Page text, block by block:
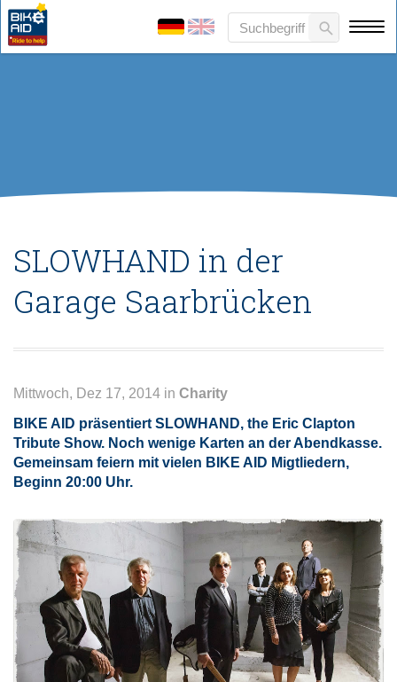
SLOWHAND in der
Garage Saarbrücken
Mittwoch, Dez 17, 2014 in Charity
BIKE AID präsentiert SLOWHAND, the Eric Clapton
Tribute Show. Noch wenige Karten an der Abendkasse.
Gemeinsam feiern mit vielen BIKE AID Migtliedern,
Beginn 20:00 Uhr.